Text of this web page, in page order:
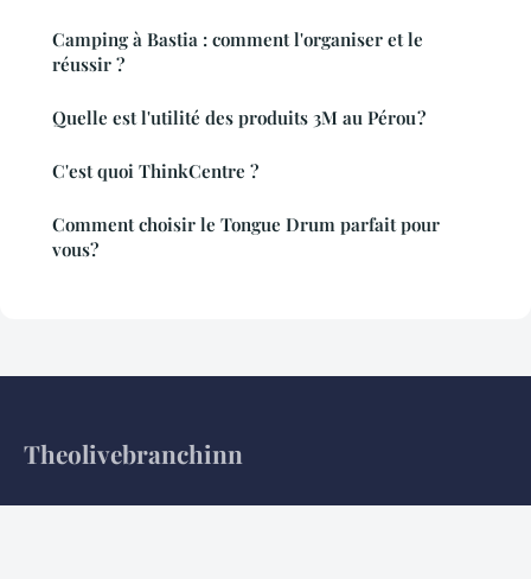
Camping à Bastia : comment l'organiser et le
réussir ?
Quelle est l'utilité des produits 3M au Pérou ?
C'est quoi ThinkCentre ?
Comment choisir le Tongue Drum parfait pour
vous?
Theolivebranchinn